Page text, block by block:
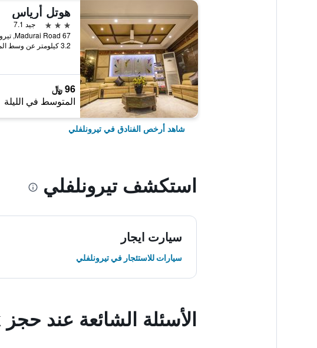
هوتل أرياس
3 نجوم
جيد 7.1
67 Madurai Road, تيرونلفلي, الهند
3.2 كيلومتر عن وسط المدينة
96 ﷼
المتوسط في الليلة
شاهد أرخص الفنادق في تيرونلفلي
استكشف تيرونلفلي
سيارت ايجار
سيارات للاستئجار في تيرونلفلي
الأسئلة الشائعة عند حجز Hotel Mnh Royal Park